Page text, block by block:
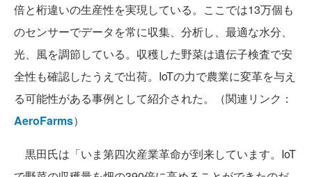
倍と桁違いの生産性を実現している。ここでは13万個も
のセンサーでデータを常に収集、分析し、最適な水分、
光、風を調節している。収穫した野菜は遺伝子検査で安
全性も確認したうえで出荷。IoTの力で農業に変革を与え
る可能性がある事例として紹介された。（関連リンク：
AeroFarms）
黒田氏は「いま第四次産業革命が到来しています。IoT